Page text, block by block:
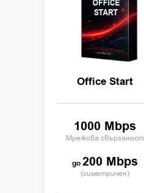
OFFICE
START
Office Start
1000 Mbps
Мрежова свързаност
200 Mbps
(симетричен)